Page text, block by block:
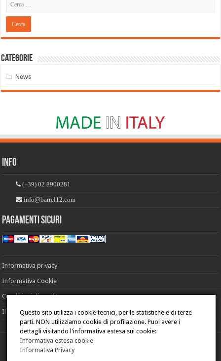
Categorie
News
Info
(+39) 02 8900281
info@barrel12.com
Pagamenti sicuri
Informativa privacy
Informativa Cookie
Condizioni di vendita
Il mio account
Questo sito utilizza i cookie tecnici, per le statistiche e di terze
parti. NON utilizziamo cookie di profilazione. Puoi avere i
dettagli visitando l'informativa estesa sui cookie:
Informativa estesa cookie
Informativa Privacy